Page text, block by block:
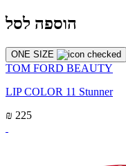
הוספה לסל
ONE SIZE
TOM FORD BEAUTY
LIP COLOR 11 Stunner
₪ 225